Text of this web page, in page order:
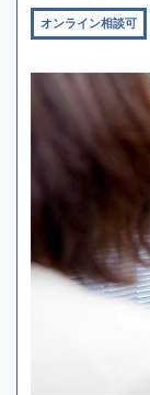
オンライン相談可